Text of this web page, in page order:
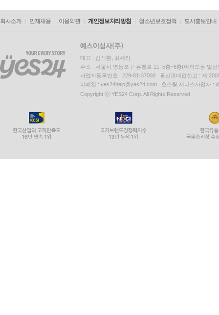
회사소개 인재채용 이용약관 개인정보처리방침 청소년보호정책 도서홍보안내
대표 : 김석환, 최세라
주소 : 서울시 영등포구 은행로 11, 5층~6층(여의도동,일신
사업자등록번호 : 229-81-37000 통신판매업신고 : 제
이메일 : yes24help@yes24.com 호스팅 서비스사업자 :
Copyright ⓒ YES24 Corp. All Rights Reserved.